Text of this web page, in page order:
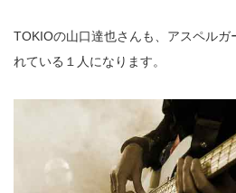
TOKIOの山口達也さんも、アスペルガ
れている１人になります。